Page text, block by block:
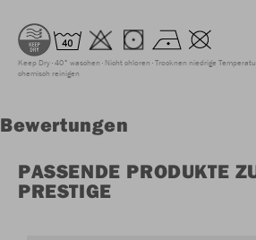
Keep Dry 40° waschen Nicht chloren Trocknen niedrige
chemisch reinigen
Bewertungen
PASSENDE PRODUKTE
PRESTIGE